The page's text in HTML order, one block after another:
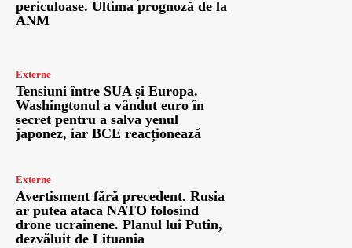
periculoase. Ultima prognoză de la
ANM
Externe
Tensiuni între SUA și Europa.
Washingtonul a vândut euro în
secret pentru a salva yenul
japonez, iar BCE reacționează
Externe
Avertisment fără precedent. Rusia
ar putea ataca NATO folosind
drone ucrainene. Planul lui Putin,
dezvăluit de Lituania